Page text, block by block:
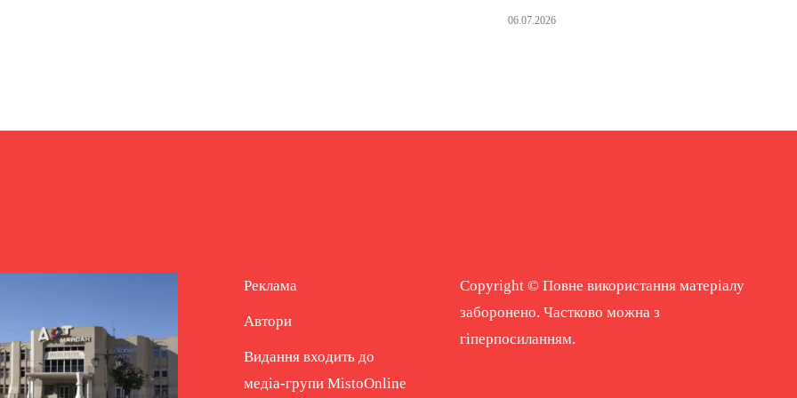
06.07.2026
Реклама
Автори
Видання входить до
медіа-групи MistoOnline
Copyright © Повне використання матеріалу
заборонено. Частково можна з
гіперпосиланням.